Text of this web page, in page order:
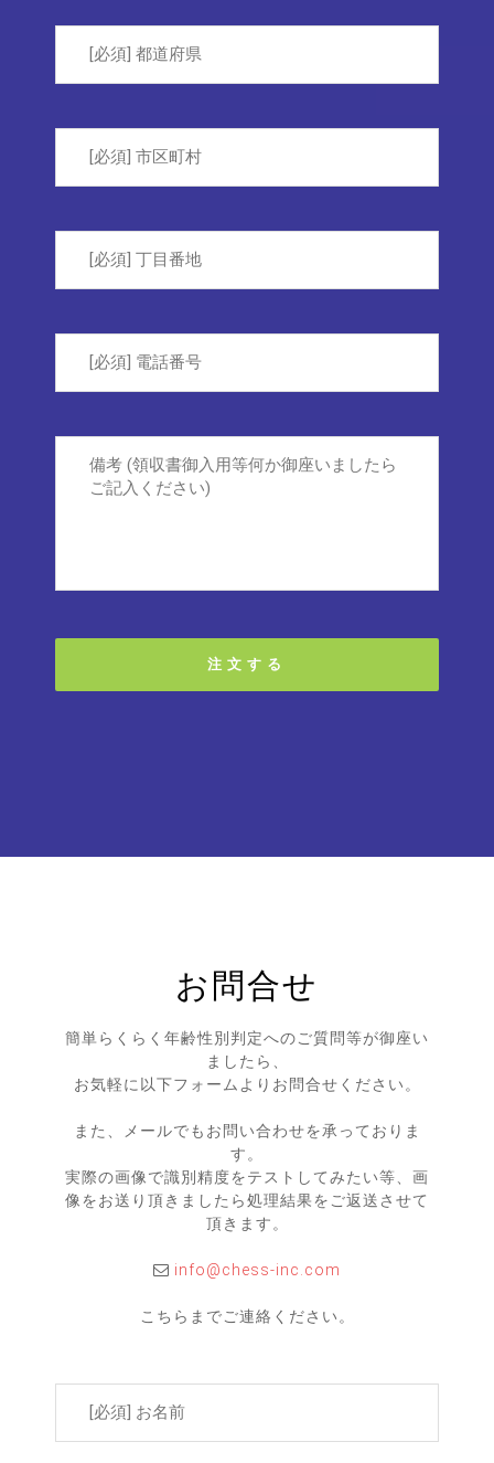
お問合せ
簡単らくらく年齢性別判定へのご質問等が御座い
ましたら、
お気軽に以下フォームよりお問合せください。
また、メールでもお問い合わせを承っておりま
す。
実際の画像で識別精度をテストしてみたい等、画
像をお送り頂きましたら処理結果をご返送させて
頂きます。
info@chess-inc.com
こちらまでご連絡ください。